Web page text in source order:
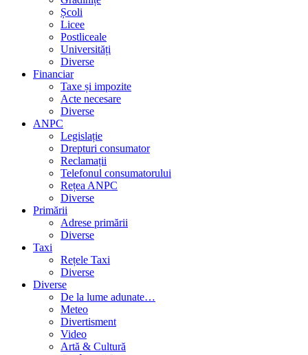
Școli
Licee
Postliceale
Universități
Diverse
Financiar
Taxe și impozite
Acte necesare
Diverse
ANPC
Legislație
Drepturi consumator
Reclamații
Telefonul consumatorului
Rețea ANPC
Diverse
Primării
Adrese primării
Diverse
Taxi
Rețele Taxi
Diverse
Diverse
De la lume adunate…
Meteo
Divertisment
Video
Artă & Cultură